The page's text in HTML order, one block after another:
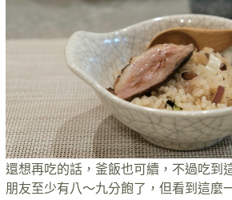
還想再吃的話，釜飯也可續，不過吃到
朋友至少有八～九分飽了，但看到這麼